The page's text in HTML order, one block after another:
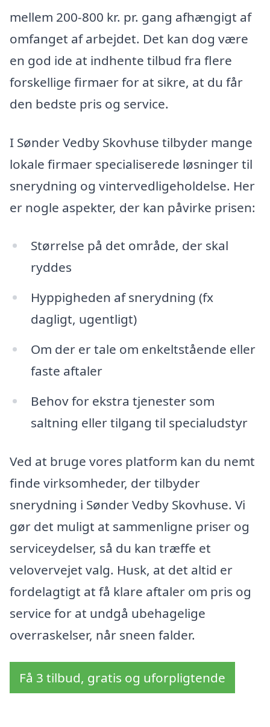
mellem 200-800 kr. pr. gang afhængigt af
omfanget af arbejdet. Det kan dog være
en god ide at indhente tilbud fra flere
forskellige firmaer for at sikre, at du får
den bedste pris og service.
I Sønder Vedby Skovhuse tilbyder mange
lokale firmaer specialiserede løsninger til
snerydning og vintervedligeholdelse. Her
er nogle aspekter, der kan påvirke prisen:
Størrelse på det område, der skal
ryddes
Hyppigheden af snerydning (fx
dagligt, ugentligt)
Om der er tale om enkeltstående eller
faste aftaler
Behov for ekstra tjenester som
saltning eller tilgang til specialudstyr
Ved at bruge vores platform kan du nemt
finde virksomheder, der tilbyder
snerydning i Sønder Vedby Skovhuse. Vi
gør det muligt at sammenligne priser og
serviceydelser, så du kan træffe et
velovervejet valg. Husk, at det altid er
fordelagtigt at få klare aftaler om pris og
service for at undgå ubehagelige
overraskelser, når sneen falder.
Få 3 tilbud, gratis og uforpligtende